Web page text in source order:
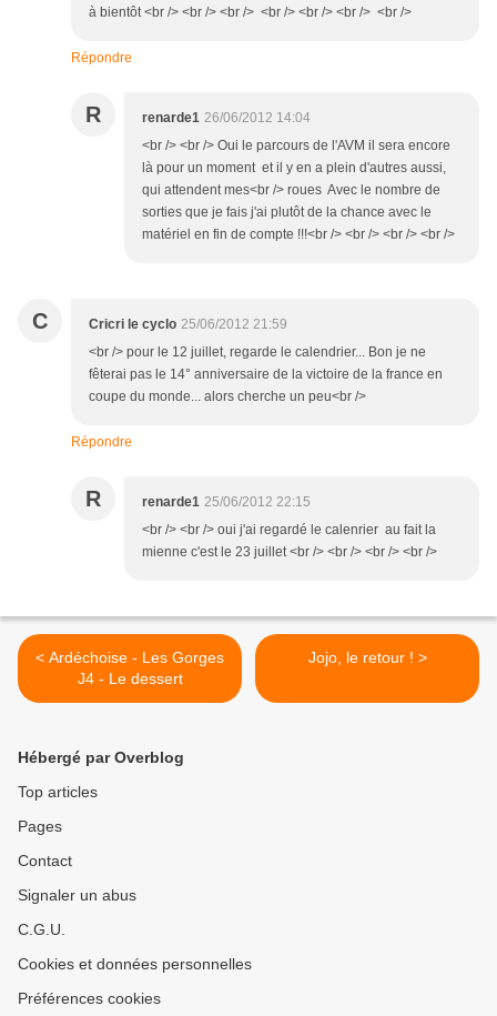
à bientôt <br /> <br /> <br /> <br /> <br /> <br /> <br />
Répondre
R renarde1 26/06/2012 14:04
<br /> <br /> Oui le parcours de l'AVM il sera encore
là pour un moment et il y en a plein d'autres aussi,
qui attendent mes<br /> roues Avec le nombre de
sorties que je fais j'ai plutôt de la chance avec le
matériel en fin de compte !!!<br /> <br /> <br /> <br />
C Cricri le cyclo 25/06/2012 21:59
<br /> pour le 12 juillet, regarde le calendrier... Bon je ne
fêterai pas le 14° anniversaire de la victoire de la france en
coupe du monde... alors cherche un peu<br />
Répondre
R renarde1 25/06/2012 22:15
<br /> <br /> oui j'ai regardé le calenrier au fait la
mienne c'est le 23 juillet <br /> <br /> <br /> <br />
< Ardéchoise - Les Gorges
J4 - Le dessert
Jojo, le retour ! >
Hébergé par Overblog
Top articles
Pages
Contact
Signaler un abus
C.G.U.
Cookies et données personnelles
Préférences cookies